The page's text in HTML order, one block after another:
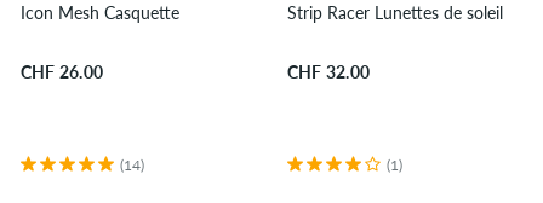
Icon Mesh Casquette
CHF 26.00
(14)
Strip Racer Lunettes de soleil
CHF 32.00
(1)